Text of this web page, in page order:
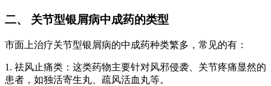
二、 关节型银屑病中成药的类型
市面上治疗关节型银屑病的中成药种类繁多，常见的有：
1. 祛风止痛类：这类药物主要针对风邪侵袭、关节疼痛显然的
患者，如独活寄生丸、疏风活血丸等。